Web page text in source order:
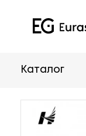
Каталог